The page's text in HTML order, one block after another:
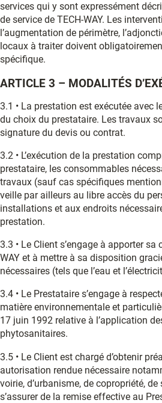
services qui y sont expressément
de service de TECH-WAY. Les
l’augmentation de périmètre,
locaux à traiter doivent
spécifique.
ARTICLE 3 – MODALITÉS
3.1 • La prestation est exécutée avec
du choix du prestataire. Les travaux
signature du devis ou contrat.
3.2 • L’exécution de la prestation
prestataire, les consommables
travaux (sauf cas spécifiques
veille par ailleurs au libre accès du
installations et aux endroits
prestation.
3.3 • Le Client s’engage à apporter
WAY et à mettre à sa disposition
nécessaires (tels que l’eau et
3.4 • Le Prestataire s’engage à
matière environnementale et
17 juin 1992 relative à l’application
phytosanitaires.
3.5 • Le Client est chargé d’obtenir
autorisation rendue nécessaire
voirie, d’urbanisme, de copropriété, de
s’assurer de la remise effective au